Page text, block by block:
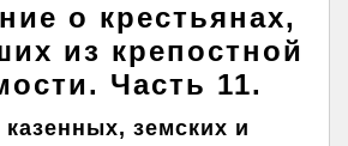
о крестьянах,
из крепостной
Часть 11.
земских и